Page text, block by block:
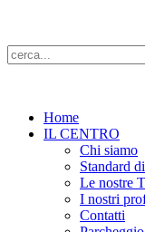
Home
IL CENTRO
Chi siamo
Standard
Le nostre
I nostri
Contatti